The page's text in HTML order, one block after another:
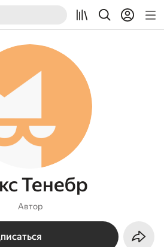
Тенебр
Автор